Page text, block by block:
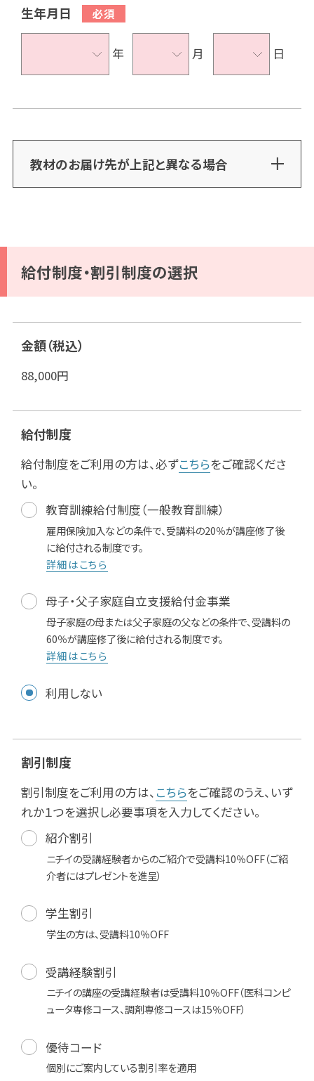
生年月日
年 月 日
教材のお届け先が上記と異なる場合
給付制度・割引制度の選択
金額（税込）
88,000円
給付制度
給付制度をご利用の方は、必ずこちらをご確認くださ
い。
教育訓練給付制度（一般教育訓練）
雇用保険加入などの条件で、受講料の20％が講座修了後
に給付される制度です。
詳細はこちら
母子・父子家庭自立支援給付金事業
母子家庭の母または父子家庭の父などの条件で、受講料の
60％が講座修了後に給付される制度です。
詳細はこちら
利用しない
割引制度
割引制度をご利用の方は、 こちらをご確認のうえ、いず
れか１つを選択し必要事項を入力してください。
紹介割引
ニチイの受講経験者からのご紹介で受講料10％OFF（ご紹
介者にはプレゼントを進呈）
学生割引
学生の方は、受講料10％OFF
受講経験割引
ニチイの講座の受講経験者は受講料10％OFF（医科コンピ
ュータ専修コース、調剤専修コースは15％OFF）
優待コード
個別にご案内している割引率を適用